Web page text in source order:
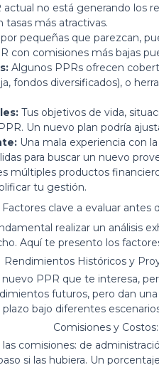
actual no está generando los
más atractivas.
pequeñas que parezcan,
con comisiones más bajas
Algunos PPRs ofrecen
fondos diversificados), o
Tus objetivos de vida,
Un nuevo plan podría
Una mala experiencia con
para buscar un nuevo
múltiples productos
tu gestión.
Factores clave a evaluar antes
realizar un análisis
Aquí te presento los
Rendimientos Históricos y
PPR que te interesa,
futuros, pero dan
bajo diferentes
Comisiones y Costos:
comisiones: de
si las hubiera. Un